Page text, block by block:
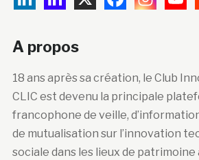
A propos
18 ans après sa création, le Club
CLIC est devenu la principale
francophone de veille,
de mutualisation sur l’innovation
sociale dans les lieux de